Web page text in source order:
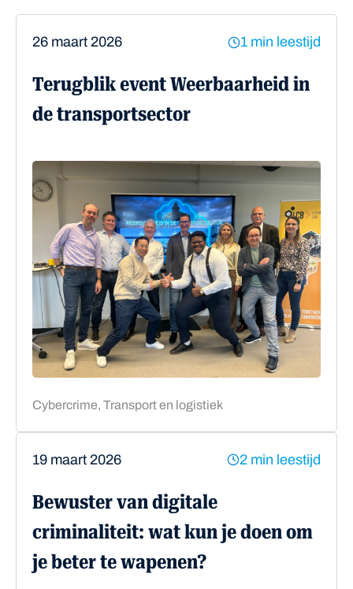
26 maart 2026 1 min leestijd
Terugblik event Weerbaarheid in
de transportsector
Cybercrime, Transport en logistiek
19 maart 2026 2 min leestijd
Bewuster van digitale
criminaliteit: wat kun je doen om
je beter te wapenen?